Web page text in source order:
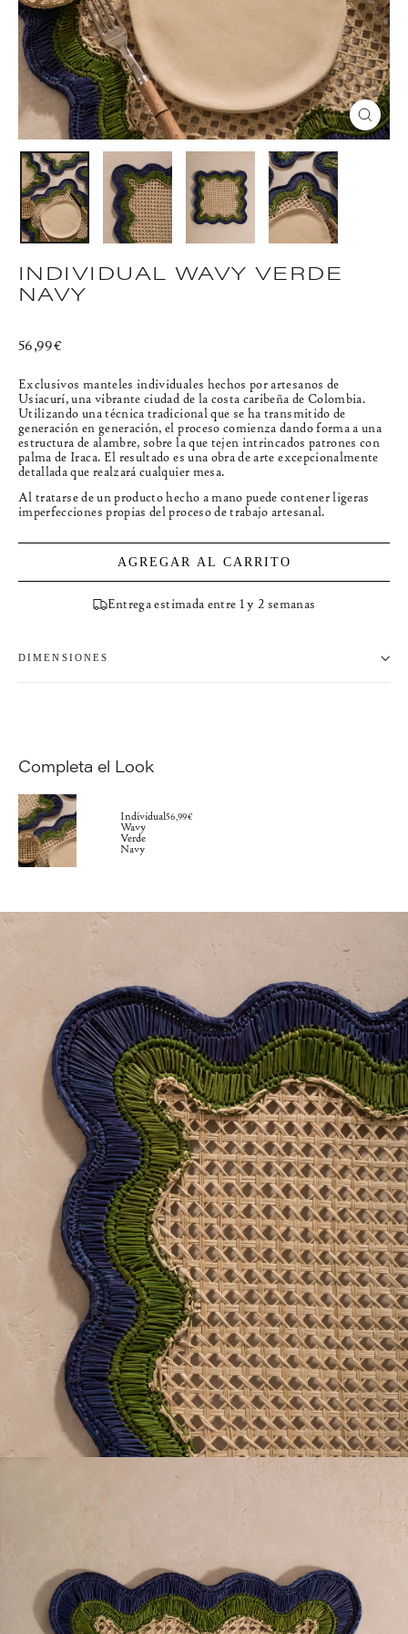
(ESC)
INDIVIDUAL WAVY VERDE
NAVY
Precio
habitual
56,99€
Exclusivos manteles individuales hechos por artesanos de
Usiacurí, una vibrante ciudad de la costa caribeña de Colombia.
Utilizando una técnica tradicional que se ha transmitido de
generación en generación, el proceso comienza dando forma a una
estructura de alambre, sobre la que tejen intrincados patrones con
palma de Iraca. El resultado es una obra de arte excepcionalmente
detallada que realzará cualquier mesa.
Al tratarse de un producto hecho a mano puede contener ligeras
imperfecciones propias del proceso de trabajo artesanal.
AGREGAR AL CARRITO
Entrega estimada entre 1 y 2 semanas
DIMENSIONES
Completa el Look
Individual
Wavy
Verde
Navy
56,99€